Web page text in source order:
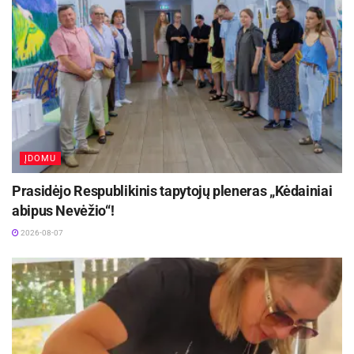
raštai siejami su harmonija, augaliniai motyvai –
su gyvybe ir atsinaujinimu, o spalvos perteikia
emocijas ir vertybes – raudona simbolizuoja
meilę ir energiją, juoda – žemę bei stiprybę.
Aktualios naujienos
Kaune – nemokamos vasaros stovyklos vaikams
2026-08-07
2026-08-07
Skirtingi Ukrainos regionai išsaugojo savitas
siuvinėjimo tradicijas. Poltavos kraštui būdingi
ĮDOMU
Prasidėjo Respublikinis tapytojų pleneras „Kėdainiai
abipus Nevėžio“!
2026-08-07